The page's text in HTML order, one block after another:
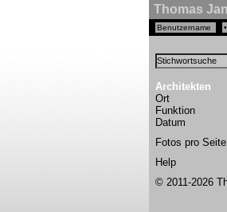
Thomas
Architekten
Ort
Funktion
Datum
Fotos pro
Help
© 2011-2026